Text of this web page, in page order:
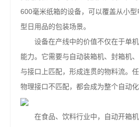
600毫米纸箱的设备，可以覆盖从小
型日用品的包装场景。
设备在产线中的价值不仅在于单机
能力。它需要与自动装箱机、封箱机
与接口上匹配，形成连贯的物料流。
物理接口不匹配，都会成为整个自动化
在食品、饮料行业中，自动开箱机